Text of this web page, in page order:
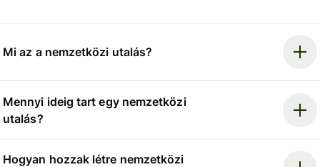
Mi az a nemzetközi utalás?
Mennyi ideig tart egy nemzetközi
utalás?
Hogyan hozzak létre nemzetközi